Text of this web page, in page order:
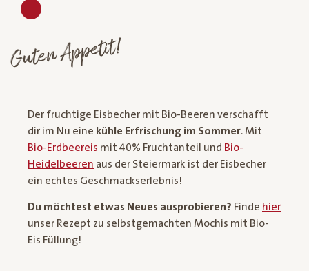
Guten Appetit!
Der fruchtige Eisbecher mit Bio-Beeren verschafft
dir im Nu eine kühle Erfrischung im Sommer. Mit
Bio-Erdbeereis mit 40% Fruchtanteil und Bio-
Heidelbeeren aus der Steiermark ist der Eisbecher
ein echtes Geschmackserlebnis!
Du möchtest etwas Neues ausprobieren? Finde hier
unser Rezept zu selbstgemachten Mochis mit Bio-
Eis Füllung!